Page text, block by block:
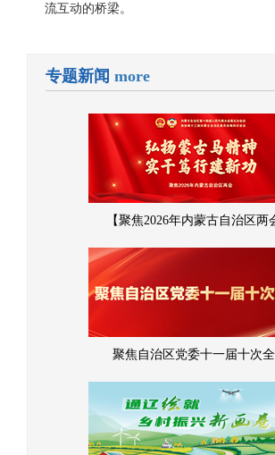
流互动的桥梁。
专题新闻 more
【聚焦2026年内蒙古自治区两
聚焦自治区党委十一届十次